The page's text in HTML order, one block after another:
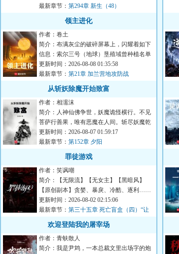
最新章节： 第294章 新生（48）
领主进化
作者：卷土
简介：布满灰尘的破碎屏幕上，闪耀着如下
信息：索尔三号（地球）垦殖域曾种植名单
如下：三叶虫：节肢动物...
更新时间：2026-08-08 01:35:58
最新章节： 第21章 加兰营地攻防战
从斩妖除魔开始致富
作者：相濡沫
简介：人神仙佛争世，妖魔诡怪横行。不见
菩萨行善果，唯有恶魔在人间。斩尽妖魔乾
坤净，浮屠九天神鬼惊。...
更新时间：2026-08-07 01:59:17
最新章节： 第152章 夕阳
罪徒游戏
作者：笑讽嘲
简介：【无限流】【无女主】【黑暗风】
【原创副本】贪婪、暴戾、冷酷、逐利……
毁灭、死亡、颠覆、变革…...
更新时间：2026-08-02 02:15:06
最新章节： 第三十五章 死亡盲盒（四）“让
我看看你的天资”
欢迎登陆我的屠宰场
作者：青蚨散人
简介：我是尹鸩，一本总裁文里出场字的炮